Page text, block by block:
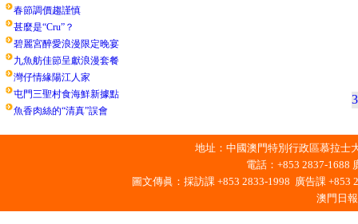
春節調價趨謹慎
甚麼是“Cru”？
碧麗宮醉愛浪漫限定晚宴
九魚舫佳節呈獻浪漫套餐
灣仔情緣陽江人家
屯門三聖村食海鮮新據點
魚香肉絲的“清真”誤會
3